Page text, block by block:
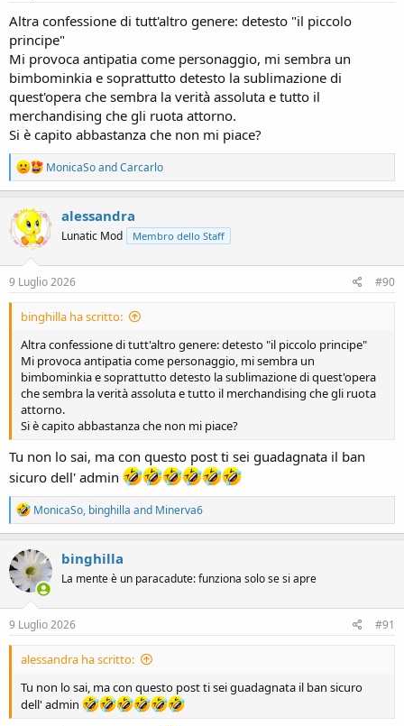
Altra confessione di tutt'altro genere: detesto "il piccolo
principe"
Mi provoca antipatia come personaggio, mi sembra un
bimbominkia e soprattutto detesto la sublimazione di
quest'opera che sembra la verità assoluta e tutto il
merchandising che gli ruota attorno.
Si è capito abbastanza che non mi piace?
R
e
a
t
i
n
s
MonicaSoandCarcarlo
alessandra
Lunatic Mod Membro dello Staff
9 Luglio 2026 #90
binghilla ha scritto:
Altra confessione di tutt'altro genere: detesto "il piccolo principe"
Mi provoca antipatia come personaggio, mi sembra un
bimbominkia e soprattutto detesto la sublimazione di quest'opera
che sembra la verità assoluta e tutto il merchandising che gli ruota
attorno.
Si è capito abbastanza che non mi piace?
Tu non lo sai, ma con questo post ti sei guadagnata il ban
sicuro dell' admin
R
e
a
c
t
i
o
n
s
MonicaSo, binghilla and Minerva6
binghilla
La mente è un paracadute: funziona solo se si apre
9 Luglio 2026 #91
alessandra ha scritto:
Tu non lo sai, ma con questo post ti sei guadagnata il ban sicuro
dell' admin